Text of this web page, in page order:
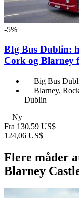
-5%
BIg Bus Dublin:
Cork og Blarney
Big Bus
Blarney,
Dublin
Ny
Fra 130,59 US$
124,06 US$
Flere måder
Blarney